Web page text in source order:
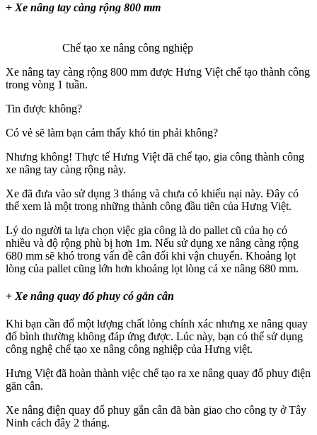
+ Xe nâng tay càng rộng 800 mm
Chế tạo xe nâng công nghiệp
Xe nâng tay càng rộng 800 mm được Hưng Việt chế tạo thành công
trong vòng 1 tuần.
Tin được không?
Có vẻ sẽ làm bạn cảm thấy khó tin phải không?
Nhưng không! Thực tế Hưng Việt đã chế tạo, gia công thành công
xe nâng tay càng rộng này.
Xe đã đưa vào sử dụng 3 tháng và chưa có khiếu nại này. Đây có
thể xem là một trong những thành công đầu tiên của Hưng Việt.
Lý do người ta lựa chọn việc gia công là do pallet cũ của họ có
nhiều và độ rộng phù bị hơn 1m. Nếu sử dụng xe nâng càng rộng
680 mm sẽ khó trong vấn đề cân đối khi vận chuyển. Khoảng lọt
lòng của pallet cũng lớn hơn khoảng lọt lòng cả xe nâng 680 mm.
+ Xe nâng quay đổ phuy có gắn cân
Khi bạn cần đổ một lượng chất lỏng chính xác nhưng xe nâng quay
đổ bình thường không đáp ửng được. Lúc này, bạn có thể sử dụng
công nghệ chế tạo xe nâng công nghiệp của Hưng việt.
Hưng Việt đã hoàn thành việc chế tạo ra xe nâng quay đổ phuy điện
găn cân.
Xe nâng điện quay đổ phuy gắn cân đã bàn giao cho công ty ở Tây
Ninh cách đây 2 tháng.